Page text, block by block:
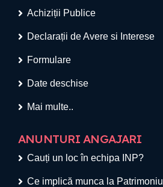
Achiziții Publice
Declarații de Avere si Interese
Formulare
Date deschise
Mai multe..
ANUNTURI ANGAJARI
Cauți un loc în echipa INP?
Ce implică munca la Patrimoniu